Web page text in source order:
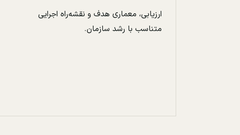
ارزیابی، معماری هدف و نقشه‌راه اجرایی
متناسب با رشد سازمان.